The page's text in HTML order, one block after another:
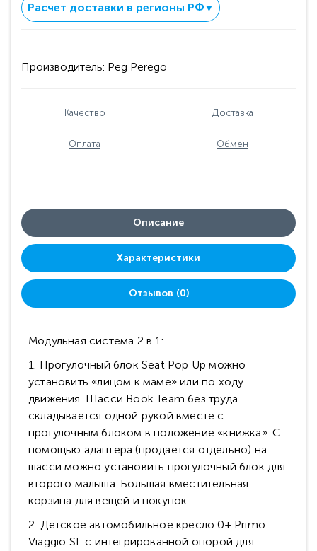
Расчет доставки в регионы РФ ▼
Производитель: Peg Perego
Качество Доставка
Оплата Обмен
Описание
Характеристики
Отзывов (0)
Модульная система 2 в 1:
1. Прогулочный блок Seat Pop Up можно
установить «лицом к маме» или по ходу
движения. Шасси Book Team без труда
складывается одной рукой вместе с
прогулочным блоком в положение «книжка». С
помощью адаптера (продается отдельно) на
шасси можно установить прогулочный блок для
второго малыша. Большая вместительная
корзина для вещей и покупок.
2. Детское автомобильное кресло 0+ Primo
Viaggio SL с интегрированной опорой для